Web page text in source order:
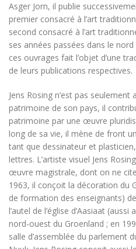
Asger Jorn, il publie
premier consacré à l’art
second consacré à l’art
ses années passées dans le
ces ouvrages fait l’objet d’une
de leurs publications respectives.
Jens Rosing n’est pas
patrimoine de son pays, il
patrimoine par une œuvre
long de sa vie, il mène de front
tant que dessinateur et
lettres. L’artiste visuel Jens
œuvre magistrale, dont on ne
1963, il conçoit la décoration du
de formation des enseignants)
l’autel de l’église d’Aasiaat
nord-ouest du Groenland ; en
salle d’assemblée du parlement